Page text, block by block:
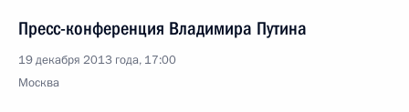
Пресс-конференция Владимира Путина
19 декабря 2013 года, 17:00
Москва